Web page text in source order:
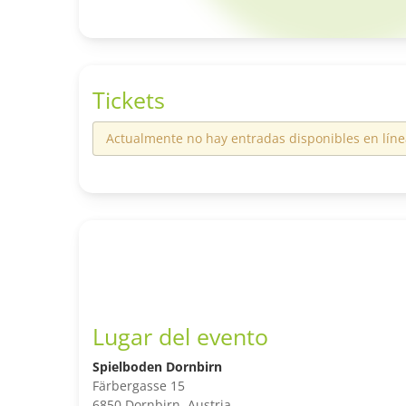
Tickets
Actualmente no hay entradas disponibles en
Lugar del evento
Spielboden Dornbirn
Färbergasse 15